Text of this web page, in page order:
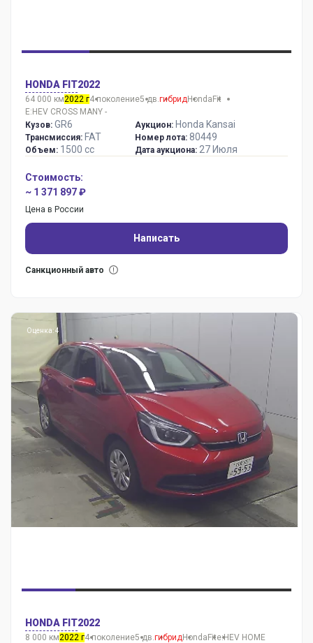
HONDA FIT2022
64 000 км2022 г4 поколение5 дв. гибридHondaFit
E:HEV CROSS MANY -
Кузов: GR6
Трансмиссия: FAT
Объем: 1500 сс
Аукцион: Honda Kansai
Номер лота: 80449
Дата аукциона: 27 Июля
Стоимость:
~ 1 371 897 ₽
Цена в России
Написать
Санкционный авто
Оценка: 4
HONDA FIT2022
8 000 км2022 г4 поколение5 дв. гибридHondaFite:HEV HOME